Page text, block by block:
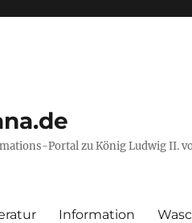
Portal zu König Ludwig II.
Information